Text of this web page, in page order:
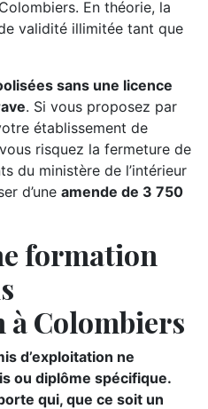
En théorie, la
validité illimitée tant que
sans une licence
. Si vous proposez par
établissement de
risquez la fermeture de
du ministère de l’intérieur
d’une amende de 3 750
formation
à Colombiers
d’exploitation ne
ou diplôme spécifique.
qui, que ce soit un